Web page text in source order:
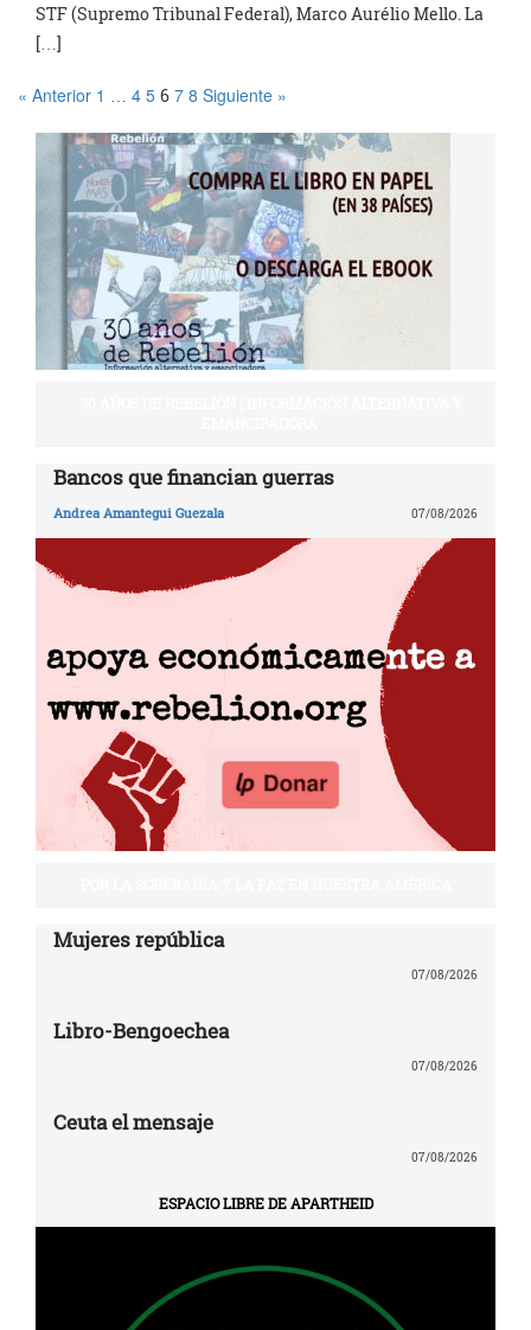
STF (Supremo Tribunal Federal), Marco Aurélio Mello. La
[…]
« Anterior 1 4 5 6 7 8 Siguiente »
Bancos que financian guerras
Andrea Amantegui Guezala 07/08/2026
Mujeres república
07/08/2026
Libro-Bengoechea
07/08/2026
Ceuta el mensaje
07/08/2026
ESPACIO LIBRE DE APARTHEID